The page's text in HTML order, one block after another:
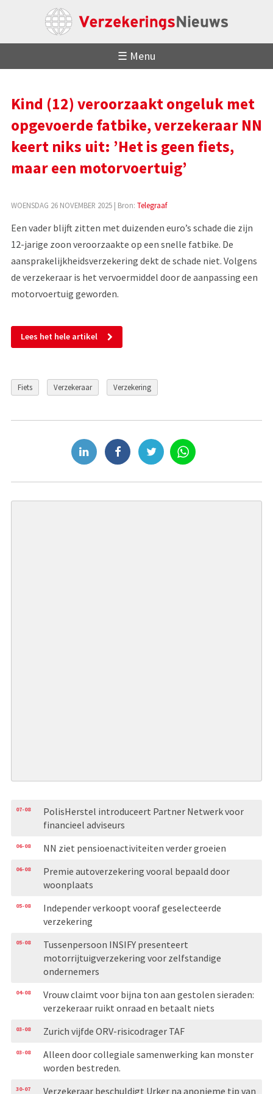
☰ Menu
Kind (12) veroorzaakt ongeluk met
opgevoerde fatbike, verzekeraar NN
keert niks uit: ’Het is geen fiets,
maar een motorvoertuig’
WOENSDAG 26 NOVEMBER 2025| Bron: Telegraaf
Een vader blijft zitten met duizenden euro’s schade die zijn
12-jarige zoon veroorzaakte op een snelle fatbike. De
aansprakelijkheidsverzekering dekt de schade niet. Volgens
de verzekeraar is het vervoermiddel door de aanpassing een
motorvoertuig geworden.
Lees het hele artikel
Fiets Verzekeraar Verzekering
07-08
PolisHerstel introduceert Partner Netwerk voor
financieel adviseurs
06-08 NN ziet pensioenactiviteiten verder groeien
06-08
Premie autoverzekering vooral bepaald door
woonplaats
05-08
Independer verkoopt vooraf geselecteerde
verzekering
05-08
Tussenpersoon INSIFY presenteert
motorrijtuigverzekering voor zelfstandige
ondernemers
04-08
Vrouw claimt voor bijna ton aan gestolen sieraden:
verzekeraar ruikt onraad en betaalt niets
03-08 Zurich vijfde ORV-risicodrager TAF
03-08
Alleen door collegiale samenwerking kan monster
worden bestreden.
30-07 Verzekeraar beschuldigt Urker na anonieme tip van